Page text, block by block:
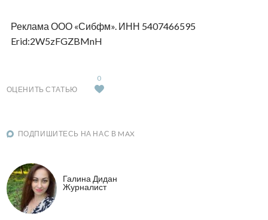
Реклама ООО «Сибфм». ИНН 5407466595
Erid:2W5zFGZBMnH
ОЦЕНИТЬ СТАТЬЮ
0
ПОДПИШИТЕСЬ НА НАС В MAX
Галина Дидан
Журналист